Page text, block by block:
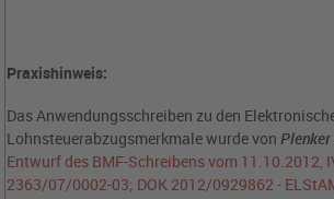
Praxishinweis:
Das Anwendungsschreiben zu den
Lohnsteuerabzugsmerkmale wurde vonPlenker
Entwurf des BMF-Schreibens vom 11.10.2012,
2363/07/0002-03; DOK 2012/0929862 -